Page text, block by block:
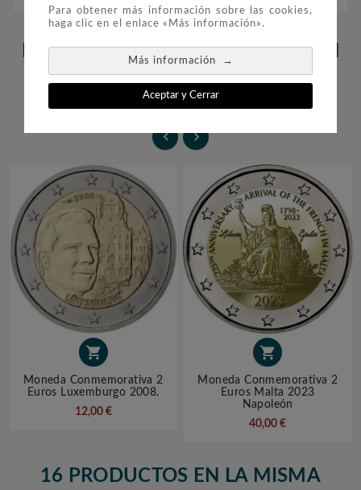
Para obtener más información sobre las cookies,
haga clic en el enlace «Más información».
Más información →
Aceptar y Cerrar
LOS CLIENTES QUE ADQUIRIERON
ESTE PRODUCTO TAMBIÉN
COMPRARON:
 

Moneda Conmemorativa 2
Euros Luxemburgo 2008.
12,00 €

Moneda Conmemorativa 2
Euros Malta 2023
Napoleón
40,00 €
16 PRODUCTOS EN LA MISMA